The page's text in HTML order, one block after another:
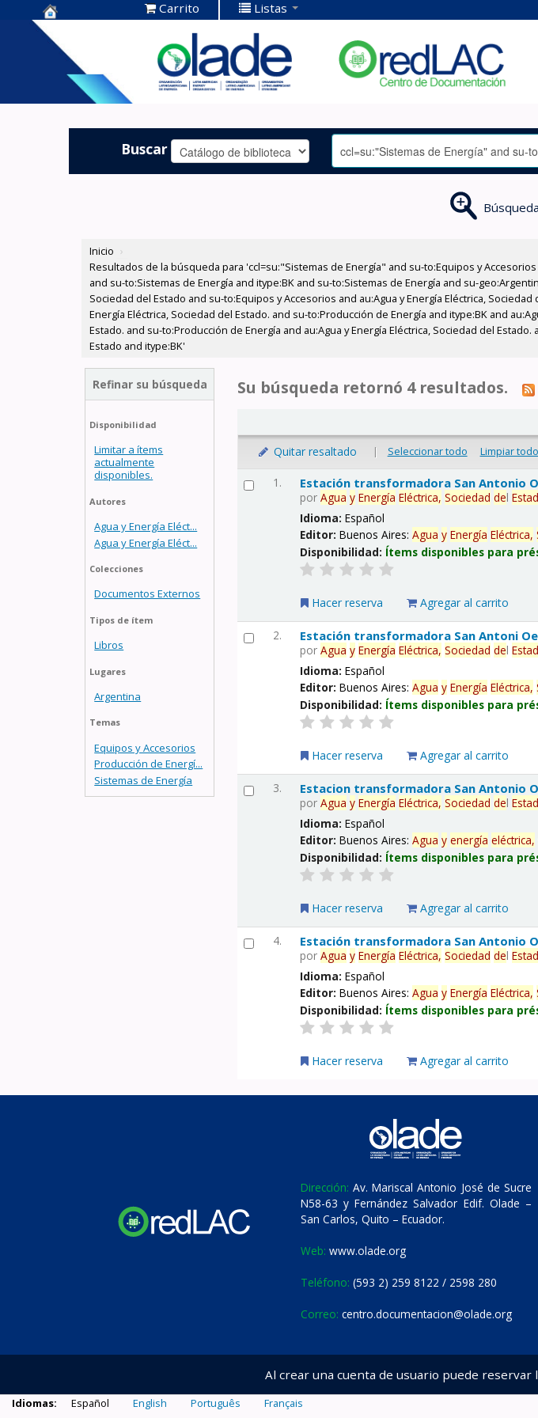
Centro de
Documentación
OLADE -
Carrito Listas
Buscar
Inicio ›
Resultados de la búsqueda para 'ccl=su:"Sistemas de Energía" and su-to:Equipos y
and su-to:Sistemas de Energía and itype:BK and su-to:Sistemas de Energía and su-
Sociedad del Estado and su-to:Equipos y Accesorios and au:Agua y Energía Eléctrica,
Energía Eléctrica, Sociedad del Estado. and su-to:Producción de Energía and itype:BK and
Estado. and su-to:Producción de Energía and au:Agua y Energía Eléctrica, Sociedad del
Estado and itype:BK'
Refinar su búsqueda
Disponibilidad
Limitar a ítems
actualmente
disponibles.
Autores
Agua y Energía Eléct...
Agua y Energía Eléct...
Colecciones
Documentos Externos
Tipos de ítem
Libros
Lugares
Argentina
Temas
Equipos y Accesorios
Producción de Energí...
Sistemas de Energía
Su búsqueda retornó 4 resultados.
Quitar resaltado | Seleccionar todo Limpiar todo
1. Estación transformadora San Antonio
porAgua y Energía Eléctrica, Sociedad del
Idioma:Español
Editor:Buenos Aires:Agua y Energía Eléctrica,
Disponibilidad: Ítems disponibles para
Hacer reserva Agregar al carrito
2. Estación transformadora San Antoni
porAgua y Energía Eléctrica, Sociedad del
Idioma:Español
Editor:Buenos Aires:Agua y Energía Eléctrica,
Disponibilidad: Ítems disponibles para
Hacer reserva Agregar al carrito
3. Estacion transformadora San Antonio
porAgua y Energía Eléctrica, Sociedad del
Idioma:Español
Editor:Buenos Aires:Agua y energía eléctrica,
Disponibilidad: Ítems disponibles para
Hacer reserva Agregar al carrito
4. Estación transformadora San Antonio
porAgua y Energía Eléctrica, Sociedad del
Idioma:Español
Editor:Buenos Aires:Agua y Energía Eléctrica,
Disponibilidad: Ítems disponibles para
Hacer reserva Agregar al carrito
Dirección: Av. Mariscal Antonio José de Sucre
N58-63 y Fernández Salvador Edif. Olade –
San Carlos, Quito – Ecuador.
Web: www.olade.org
Teléfono: (593 2) 259 8122 / 2598 280
Correo: centro.documentacion@olade.org
Al crear una cuenta de usuario puede
Idiomas: Español English Português Français